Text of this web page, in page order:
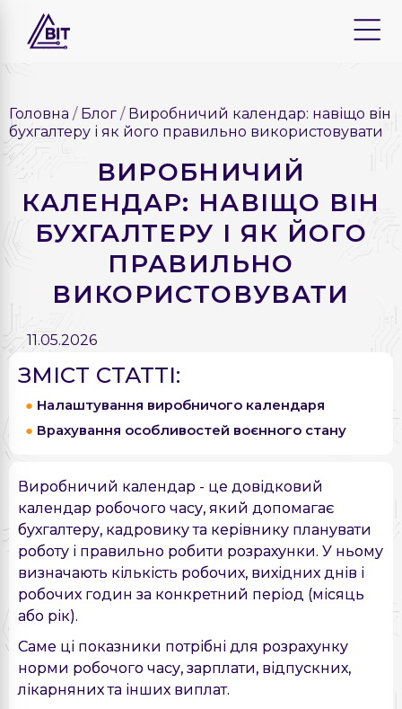
Головна Блог
Виробничий календар: навіщо він
бухгалтеру і як його правильно використовувати
ВИРОБНИЧИЙ
КАЛЕНДАР: НАВІЩО ВІН
БУХГАЛТЕРУ І ЯК ЙОГО
ПРАВИЛЬНО
ВИКОРИСТОВУВАТИ
11.05.2026
ЗМІСТ СТАТТІ:
Налаштування виробничого календаря
Врахування особливостей воєнного стану
Виробничий календар - це довідковий
календар робочого часу, який допомагає
бухгалтеру, кадровику та керівнику планувати
роботу і правильно робити розрахунки. У ньому
визначають кількість робочих, вихідних днів і
робочих годин за конкретний період (місяць
або рік).
Саме ці показники потрібні для розрахунку
норми робочого часу, зарплати, відпускних,
лікарняних та інших виплат.